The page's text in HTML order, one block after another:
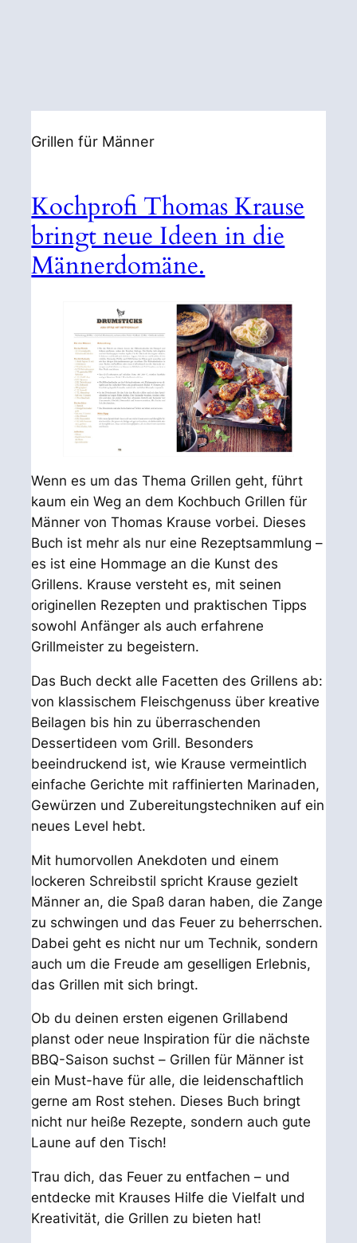
Grillen für Männer
Kochprofi Thomas Krause
bringt neue Ideen in die
Männerdomäne.
Wenn es um das Thema Grillen geht, führt
kaum ein Weg an dem Kochbuch Grillen für
Männer von Thomas Krause vorbei. Dieses
Buch ist mehr als nur eine Rezeptsammlung –
es ist eine Hommage an die Kunst des
Grillens. Krause versteht es, mit seinen
originellen Rezepten und praktischen Tipps
sowohl Anfänger als auch erfahrene
Grillmeister zu begeistern.
Das Buch deckt alle Facetten des Grillens ab:
von klassischem Fleischgenuss über kreative
Beilagen bis hin zu überraschenden
Dessertideen vom Grill. Besonders
beeindruckend ist, wie Krause vermeintlich
einfache Gerichte mit raffinierten Marinaden,
Gewürzen und Zubereitungstechniken auf ein
neues Level hebt.
Mit humorvollen Anekdoten und einem
lockeren Schreibstil spricht Krause gezielt
Männer an, die Spaß daran haben, die Zange
zu schwingen und das Feuer zu beherrschen.
Dabei geht es nicht nur um Technik, sondern
auch um die Freude am geselligen Erlebnis,
das Grillen mit sich bringt.
Ob du deinen ersten eigenen Grillabend
planst oder neue Inspiration für die nächste
BBQ-Saison suchst – Grillen für Männer ist
ein Must-have für alle, die leidenschaftlich
gerne am Rost stehen. Dieses Buch bringt
nicht nur heiße Rezepte, sondern auch gute
Laune auf den Tisch!
Trau dich, das Feuer zu entfachen – und
entdecke mit Krauses Hilfe die Vielfalt und
Kreativität, die Grillen zu bieten hat!